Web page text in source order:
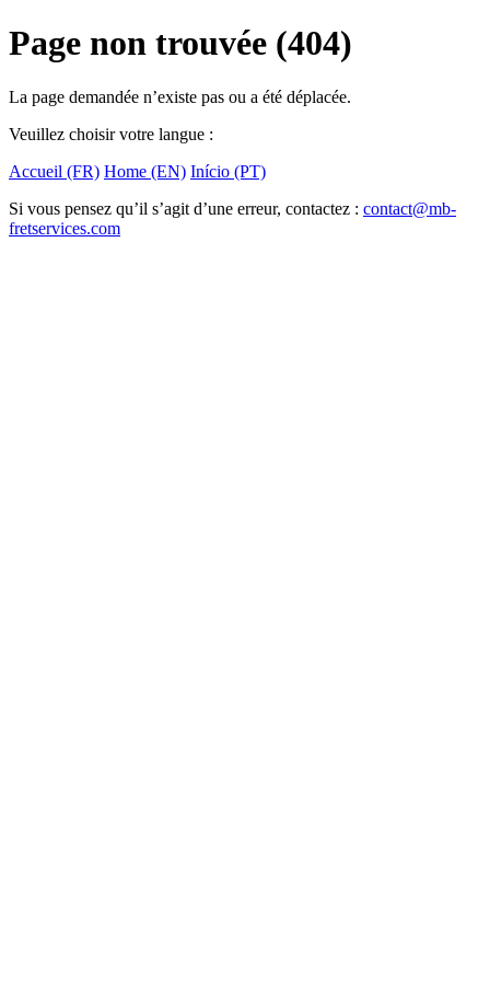
Page non trouvée (404)
La page demandée n’existe pas ou a été déplacée.
Veuillez choisir votre langue :
Accueil (FR) Home (EN) Início (PT)
Si vous pensez qu’il s’agit d’une erreur, contactez : contact@mb-
fretservices.com